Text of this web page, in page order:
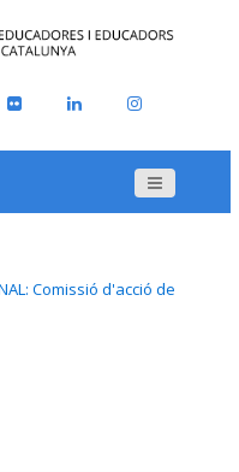
Comissió d'acció de